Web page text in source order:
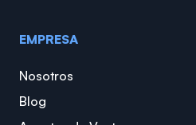
EMPRESA
Nosotros
Blog